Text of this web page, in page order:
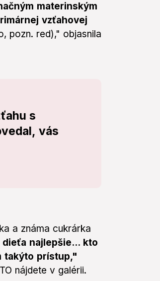
materinským
vzťahovej
pozn. red)," objasnila
s
vás
a známa cukrárka
najlepšie... kto
takýto prístup,"
nájdete v galérii.